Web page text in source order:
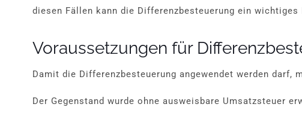
diesen Fällen kann die Differenzbesteuerung ein
Voraussetzungen für
Damit die Differenzbesteuerung angewendet werden darf,
Der Gegenstand wurde ohne ausweisbare Umsatzsteuer